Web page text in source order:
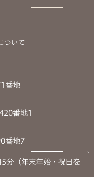
ついて
番地
番地1
番地7
分（年末年始・祝日を